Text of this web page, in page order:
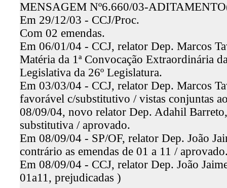
MENSAGEM Nº6.660/03-
Em 29/12/03 - CCJ/Proc.
Com 02 emendas.
Em 06/01/04 - CCJ, relator Dep. Marcos
Matéria da 1ª Convocação Extraordinária
Legislativa da 26º Legislatura.
Em 03/03/04 - CCJ, relator Dep. Marcos
favorável c/substitutivo / vistas conjuntas
08/09/04, novo relator Dep. Adahil
substitutiva / aprovado.
Em 08/09/04 - SP/OF, relator Dep. João
contrário as emendas de 01 a 11 /
Em 08/09/04 - CCJ, relator Dep. João
01a11, prejudicadas )